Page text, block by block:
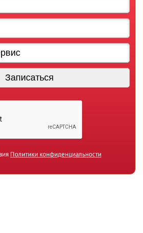
Политики конфиденциальности